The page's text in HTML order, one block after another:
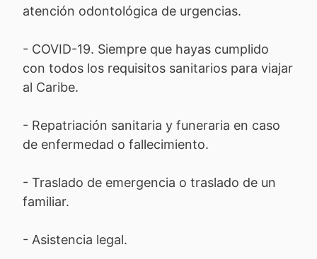
atención odontológica de urgencias.
- COVID-19. Siempre que hayas cumplido
con todos los requisitos sanitarios para viajar
al Caribe.
- Repatriación sanitaria y funeraria en caso
de enfermedad o fallecimiento.
- Traslado de emergencia o traslado de un
familiar.
- Asistencia legal.